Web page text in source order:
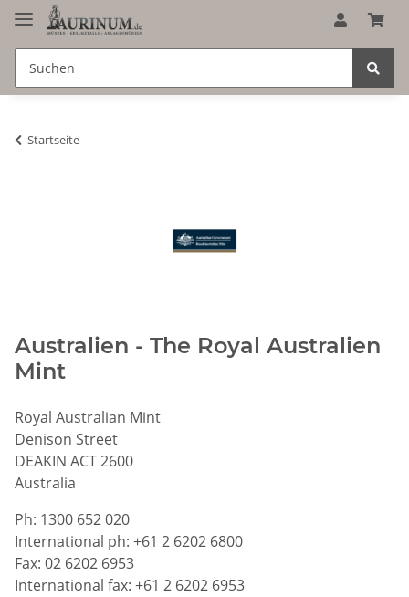
Startseite
Australien - The Royal Australien
Mint
Royal Australian Mint
Denison Street
DEAKIN ACT 2600
Australia
Ph: 1300 652 020
International ph: +61 2 6202 6800
Fax: 02 6202 6953
International fax: +61 2 6202 6953